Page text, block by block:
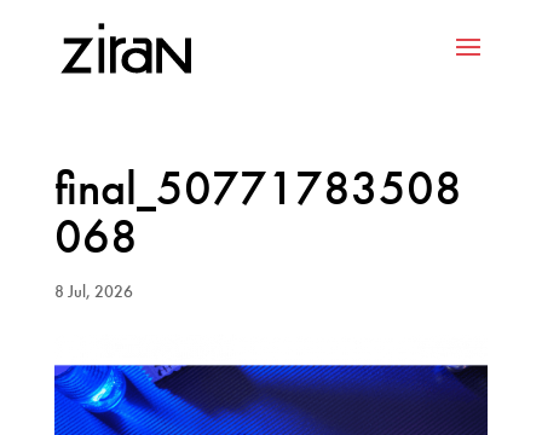
final_50771783508
068
8 Jul, 2026